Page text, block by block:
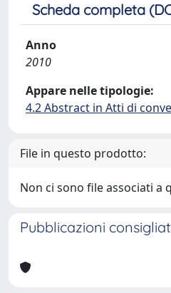
Scheda completa
Anno
2010
Appare nelle tipologie:
4.2 Abstract in Atti di
File in questo prodotto:
Non ci sono file associati a
Pubblicazioni